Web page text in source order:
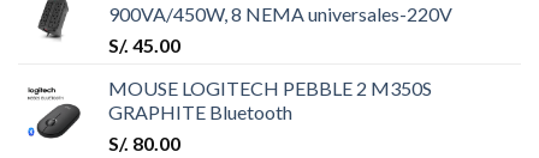
900VA/450W, 8 NEMA universales-220V
S/. 45.00
MOUSE LOGITECH PEBBLE 2 M350S
GRAPHITE Bluetooth
S/. 80.00